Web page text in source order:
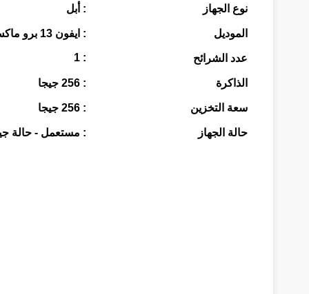
نوع الجهاز : أبل
الموديل : ايفون 13 برو ماكس
عدد الشرائح : 1
الذاكرة : 256 جيجا
سعة التخزين : 256 جيجا
حالة الجهاز : مستعمل - حالة